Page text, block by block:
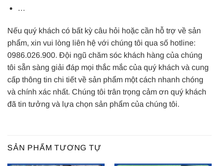
…
Nếu quý khách có bất kỳ câu hỏi hoặc cần hỗ trợ về sản
phẩm, xin vui lòng liên hệ với chúng tôi qua số hotline:
0986.026.900. Đội ngũ chăm sóc khách hàng của chúng
tôi sẵn sàng giải đáp mọi thắc mắc của quý khách và cung
cấp thông tin chi tiết về sản phẩm một cách nhanh chóng
và chính xác nhất. Chúng tôi trân trọng cảm ơn quý khách
đã tin tưởng và lựa chọn sản phẩm của chúng tôi.
SẢN PHẨM TƯƠNG TỰ